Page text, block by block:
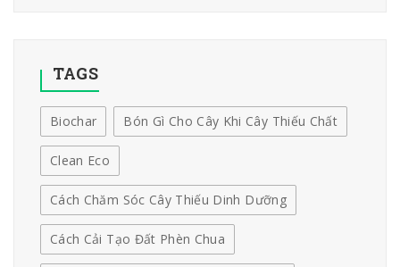
TAGS
Biochar Bón Gì Cho Cây Khi Cây Thiếu Chất
Clean Eco
Cách Chăm Sóc Cây Thiếu Dinh Dưỡng
Cách Cải Tạo Đất Phèn Chua